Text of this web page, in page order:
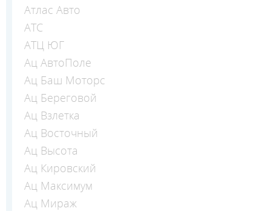
Атлас Авто
АТС
АТЦ ЮГ
Ац АвтоПоле
Ац Баш Моторс
Ац Береговой
Ац Взлетка
Ац Восточный
Ац Высота
Ац Кировский
Ац Максимум
Ац Мираж